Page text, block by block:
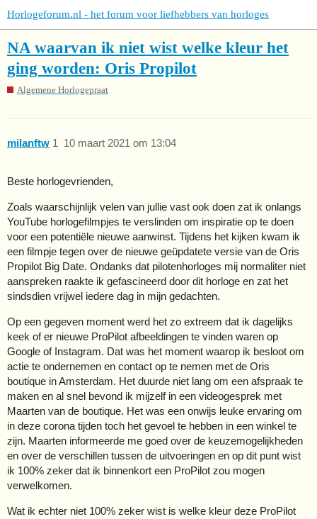
Horlogeforum.nl - het forum voor liefhebbers van horloges
NA waarvan ik niet wist welke kleur het
ging worden: Oris Propilot
Algemene Horlogepraat
milanftw 10 maart 2021 om 13:04
1
Beste horlogevrienden,
Zoals waarschijnlijk velen van jullie vast ook doen zat ik onlangs
YouTube horlogefilmpjes te verslinden om inspiratie op te doen
voor een potentiële nieuwe aanwinst. Tijdens het kijken kwam ik
een filmpje tegen over de nieuwe geüpdatete versie van de Oris
Propilot Big Date. Ondanks dat pilotenhorloges mij normaliter niet
aanspreken raakte ik gefascineerd door dit horloge en zat het
sindsdien vrijwel iedere dag in mijn gedachten.
Op een gegeven moment werd het zo extreem dat ik dagelijks
keek of er nieuwe ProPilot afbeeldingen te vinden waren op
Google of Instagram. Dat was het moment waarop ik besloot om
actie te ondernemen en contact op te nemen met de Oris
boutique in Amsterdam. Het duurde niet lang om een afspraak te
maken en al snel bevond ik mijzelf in een videogesprek met
Maarten van de boutique. Het was een onwijs leuke ervaring om
in deze corona tijden toch het gevoel te hebben in een winkel te
zijn. Maarten informeerde me goed over de keuzemogelijkheden
en over de verschillen tussen de uitvoeringen en op dit punt wist
ik 100% zeker dat ik binnenkort een ProPilot zou mogen
verwelkomen.
Wat ik echter niet 100% zeker wist is welke kleur deze ProPilot